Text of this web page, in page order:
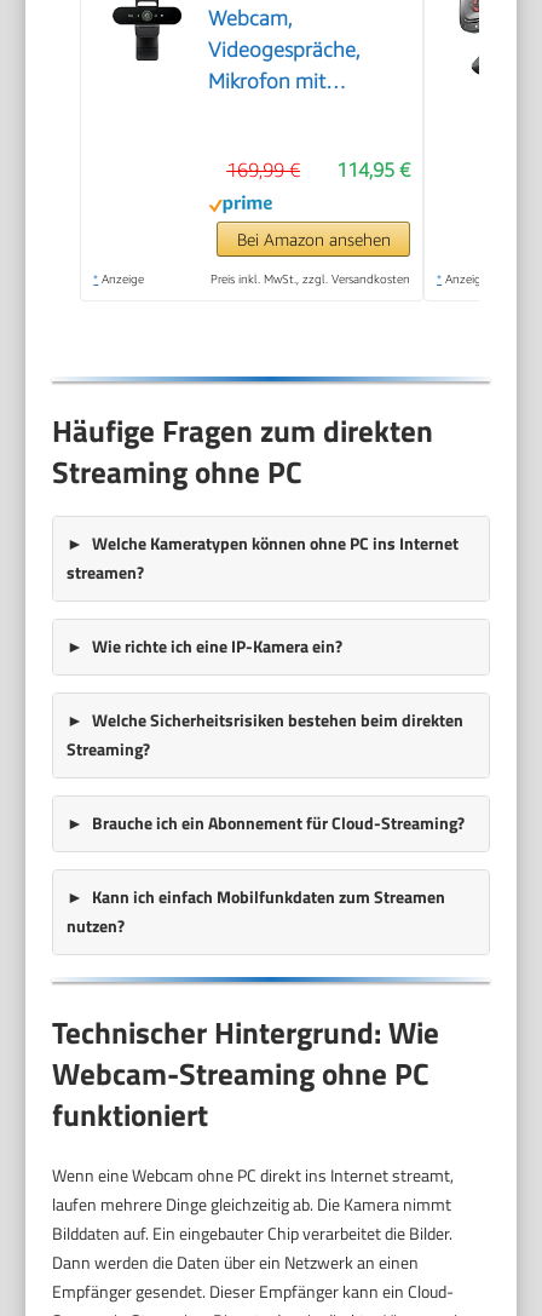
Webcam,
Videogespräche,
Mikrofon mit
114,95 €
169,99 €
Bei Amazon ansehen
* Anzeige Preis inkl. MwSt., zzgl. Versandkosten * Anzeige
Häufige Fragen zum direkten
Streaming ohne PC
Welche Kameratypen können ohne PC ins Internet
streamen?
Wie richte ich eine IP-Kamera ein?
Welche Sicherheitsrisiken bestehen beim direkten
Streaming?
Brauche ich ein Abonnement für Cloud-Streaming?
Kann ich einfach Mobilfunkdaten zum Streamen
nutzen?
Technischer Hintergrund: Wie
Webcam-Streaming ohne PC
funktioniert
Wenn eine Webcam ohne PC direkt ins Internet streamt,
laufen mehrere Dinge gleichzeitig ab. Die Kamera nimmt
Bilddaten auf. Ein eingebauter Chip verarbeitet die Bilder.
Dann werden die Daten über ein Netzwerk an einen
Empfänger gesendet. Dieser Empfänger kann ein Cloud-